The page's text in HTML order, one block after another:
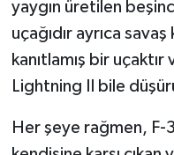
yaygın üretilen
uçağıdır ayrıca
kanıtlamış bir
Lightning II bile
Her şeye rağmen, F-